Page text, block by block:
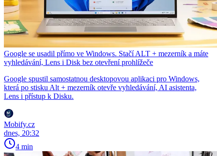
Google se usadil přímo ve Windows. Stačí ALT + mezerník a máte
vyhledávání, Lens i Disk bez otevření prohlížeče
Google spustil samostatnou desktopovou aplikaci pro Windows,
která po stisku Alt + mezerník otevře vyhledávání, AI asistenta,
Lens i přístup k Disku.
Mobify.cz
dnes, 20:32
4 min